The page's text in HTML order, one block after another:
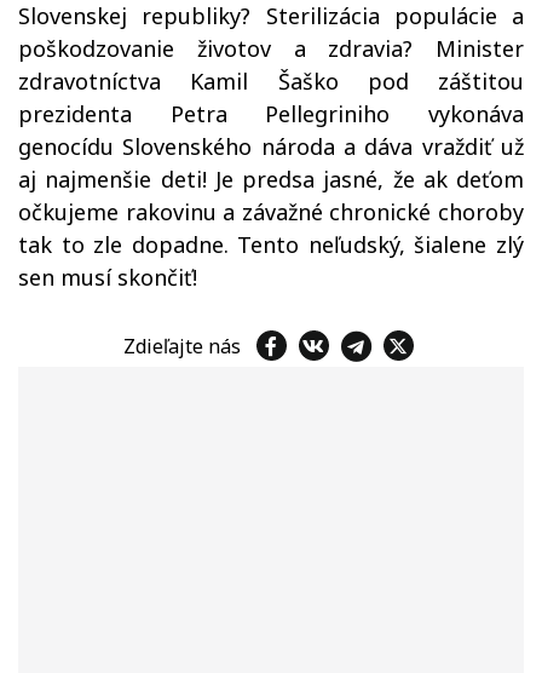
Slovenskej republiky? Sterilizácia populácie a
poškodzovanie životov a zdravia? Minister
zdravotníctva Kamil Šaško pod záštitou
prezidenta Petra Pellegriniho vykonáva
genocídu Slovenského národa a dáva vraždiť už
aj najmenšie deti! Je predsa jasné, že ak deťom
očkujeme rakovinu a závažné chronické choroby
tak to zle dopadne. Tento neľudský, šialene zlý
sen musí skončiť!
Zdieľajte nás